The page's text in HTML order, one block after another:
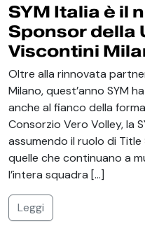
SYM Italia è il
Sponsor della
Viscontini
Oltre alla rinnovata
Milano, quest’anno SYM
anche al fianco della
Consorzio Vero Volley, la
assumendo il ruolo di
quelle che continuano a
l’intera squadra […]
Leggi